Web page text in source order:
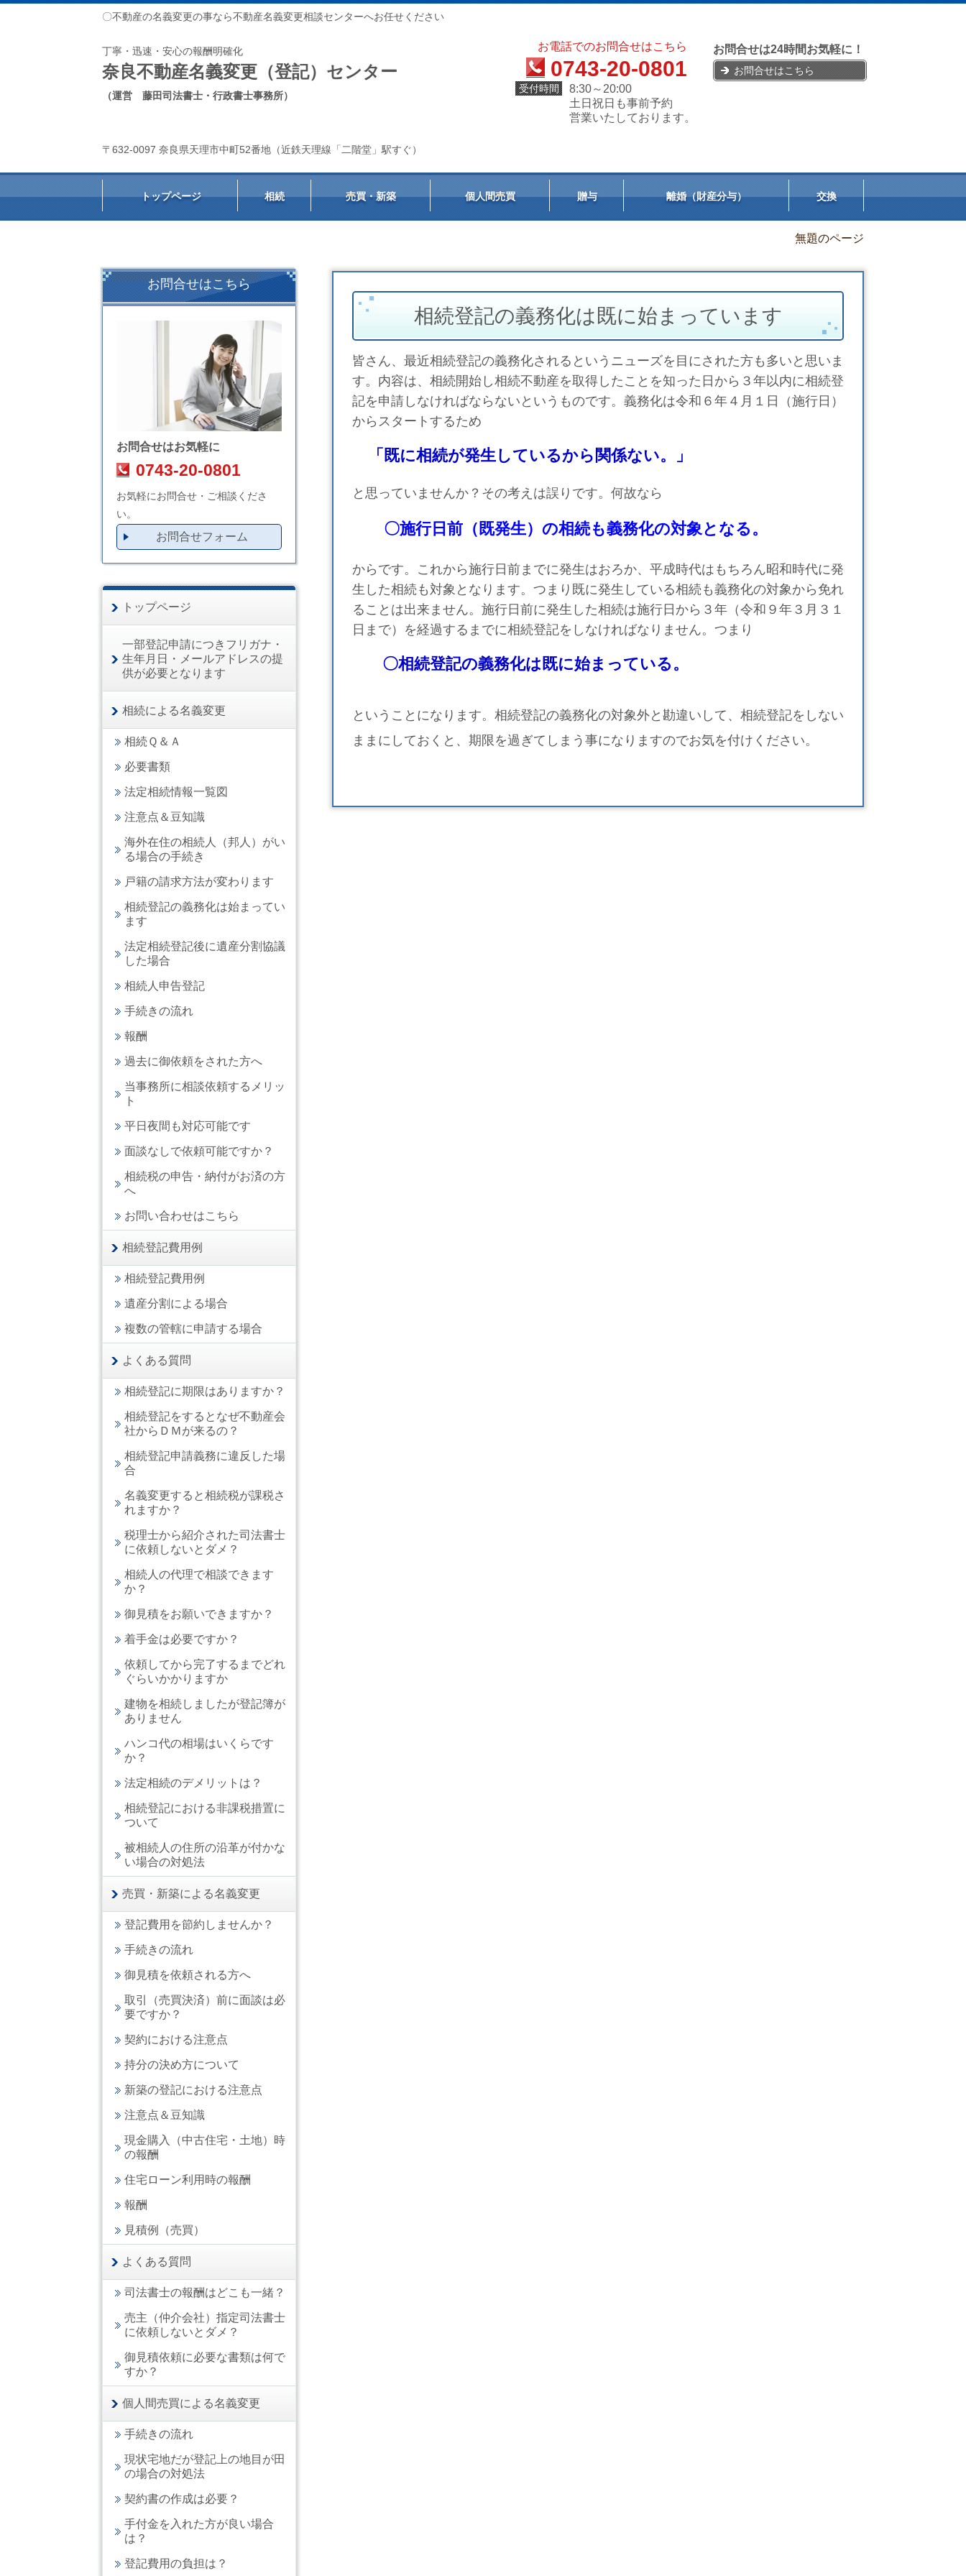
〇不動産の名義変更の事なら不動産名義変更相談センターへお任せください
丁寧・迅速・安心の報酬明確化
奈良不動産名義変更（登記）センター
（運営 藤田司法書士・行政書士事務所）
〒632-0097 奈良県天理市中町52番地（近鉄天理線「二階堂」駅すぐ）
お電話でのお問合せはこちら
0743-20-0801
受付時間
8:30～20:00
土日祝日も事前予約
営業いたしております。
お問合せは24時間お気軽に！
お問合せはこちら
トップページ 相続 売買・新築 個人間売買 贈与 離婚（財産分与） 交換
無題のページ
相続登記の義務化は既に始まっています
皆さん、最近相続登記の義務化されるというニューズを目にされた方も多いと思いま
す。内容は、相続開始し相続不動産を取得したことを知った日から３年以内に相続登
記を申請しなければならないというものです。義務化は令和６年４月１日（施行日）
からスタートするため
「既に相続が発生しているから関係ない。」
と思っていませんか？その考えは誤りです。何故なら
〇施行日前（既発生）の相続も義務化の対象となる。
からです。これから施行日前までに発生はおろか、平成時代はもちろん昭和時代に発
生した相続も対象となります。つまり既に発生している相続も義務化の対象から免れ
ることは出来ません。施行日前に発生した相続は施行日から３年（令和９年３月３１
日まで）を経過するまでに相続登記をしなければなりません。つまり
〇相続登記の義務化は既に始まっている。
ということになります。相続登記の義務化の対象外と勘違いして、相続登記をしない
ままにしておくと、期限を過ぎてしまう事になりますのでお気を付けください。
お問合せはこちら
お問合せはお気軽に
0743-20-0801
お気軽にお問合せ・ご相談くださ
い。
お問合せフォーム
トップページ
一部登記申請につきフリガナ・
生年月日・メールアドレスの提
供が必要となります
相続による名義変更
相続Ｑ＆Ａ
必要書類
法定相続情報一覧図
注意点＆豆知識
海外在住の相続人（邦人）がい
る場合の手続き
戸籍の請求方法が変わります
相続登記の義務化は始まってい
ます
法定相続登記後に遺産分割協議
した場合
相続人申告登記
手続きの流れ
報酬
過去に御依頼をされた方へ
当事務所に相談依頼するメリッ
ト
平日夜間も対応可能です
面談なしで依頼可能ですか？
相続税の申告・納付がお済の方
へ
お問い合わせはこちら
相続登記費用例
相続登記費用例
遺産分割による場合
複数の管轄に申請する場合
よくある質問
相続登記に期限はありますか？
相続登記をするとなぜ不動産会
社からＤＭが来るの？
相続登記申請義務に違反した場
合
名義変更すると相続税が課税さ
れますか？
税理士から紹介された司法書士
に依頼しないとダメ？
相続人の代理で相談できます
か？
御見積をお願いできますか？
着手金は必要ですか？
依頼してから完了するまでどれ
ぐらいかかりますか
建物を相続しましたが登記簿が
ありません
ハンコ代の相場はいくらです
か？
法定相続のデメリットは？
相続登記における非課税措置に
ついて
被相続人の住所の沿革が付かな
い場合の対処法
売買・新築による名義変更
登記費用を節約しませんか？
手続きの流れ
御見積を依頼される方へ
取引（売買決済）前に面談は必
要ですか？
契約における注意点
持分の決め方について
新築の登記における注意点
注意点＆豆知識
現金購入（中古住宅・土地）時
の報酬
住宅ローン利用時の報酬
報酬
見積例（売買）
よくある質問
司法書士の報酬はどこも一緒？
売主（仲介会社）指定司法書士
に依頼しないとダメ？
御見積依頼に必要な書類は何で
すか？
個人間売買による名義変更
手続きの流れ
現状宅地だが登記上の地目が田
の場合の対処法
契約書の作成は必要？
手付金を入れた方が良い場合
は？
登記費用の負担は？